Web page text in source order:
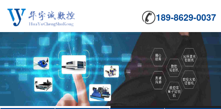
189-8629-0037